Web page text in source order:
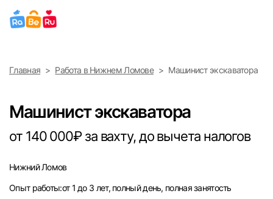
Выберите город
Санкт-Петербург
Ижевск
Екатеринбург
Главная Работа в Нижнем Ломове Машинист экскаватора
Машинист экскаватора
от 140 000₽ за вахту, до вычета налогов
Нижний Ломов
Опыт работы:от 1 до 3 лет, полный день, полная занятость